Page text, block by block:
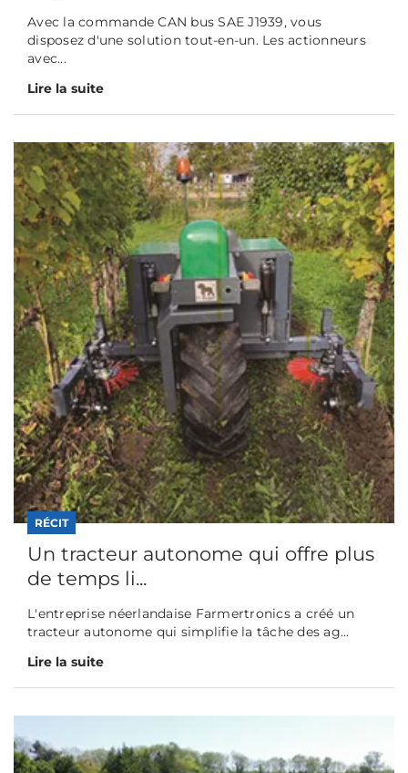
Avec la commande CAN bus SAE J1939, vous
disposez d'une solution tout-en-un. Les actionneurs
avec...
Lire la suite
RÉCIT
Un tracteur autonome qui offre plus
de temps li...
L'entreprise néerlandaise Farmertronics a créé un
tracteur autonome qui simplifie la tâche des ag...
Lire la suite